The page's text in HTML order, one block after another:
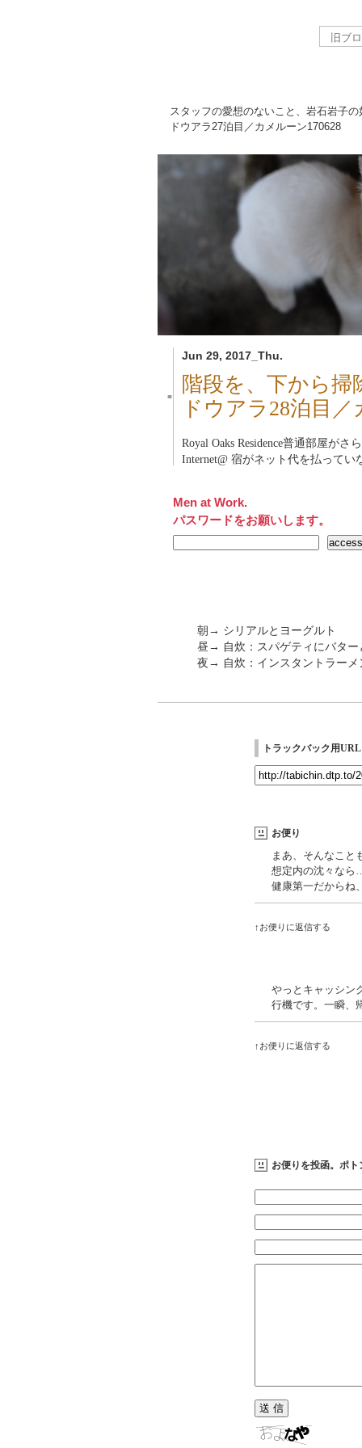
スタッフの愛想のないこと、岩石岩子の
ドウアラ27泊目／カメルーン170628
Jun 29, 2017_Thu.
■
階段を、下から
ドウアラ28泊目
Royal Oaks Residence普通部屋がさ
Internet@ 宿がネット代を払ってい
Men at Work.
パスワードをお願いします。
朝→ シリアルとヨーグルト
昼→ 自炊：スパゲティにバター
夜→ 自炊：インスタントラーメ
トラックバック用URL
お便り
まあ、そんなこと
想定内の沈々なら
健康第一だからね
↑お便りに返信する
やっとキャッシン
行機です。一瞬、
↑お便りに返信する
お便りを投函。ポト